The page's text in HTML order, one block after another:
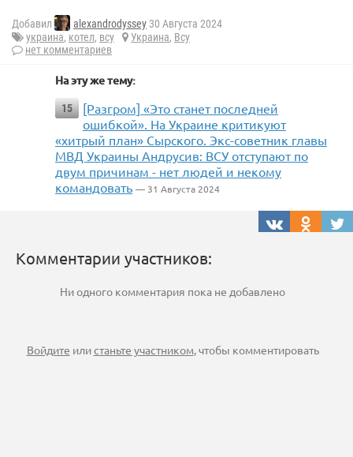
Добавил alexandrodyssey 30 Августа 2024
украина, котел, всу Украина, Всу
нет комментариев
На эту же тему:
15
[Разгром] «Это станет последней
ошибкой». На Украине критикуют
«хитрый план» Сырского. Экс-советник главы
МВД Украины Андрусив: ВСУ отступают по
двум причинам - нет людей и некому
командовать — 31 Августа 2024
Комментарии участников:
Ни одного комментария пока не добавлено
Войдите илистаньте участником, чтобы комментировать